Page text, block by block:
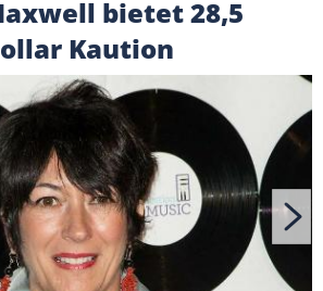
bietet 28,5
Kaution